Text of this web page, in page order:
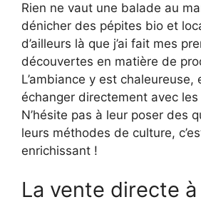
Rien ne vaut une balade au
dénicher des pépites bio et
d’ailleurs là que j’ai fait mes
découvertes en matière de
L’ambiance y est chaleureuse,
échanger directement avec
N’hésite pas à leur poser des
leurs méthodes de culture,
enrichissant !
La vente directe